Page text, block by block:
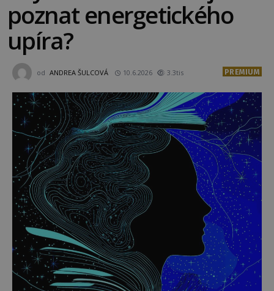
poznat energetického
upíra?
od ANDREA ŠULCOVÁ 10.6.2026 3.3tis PREMIUM